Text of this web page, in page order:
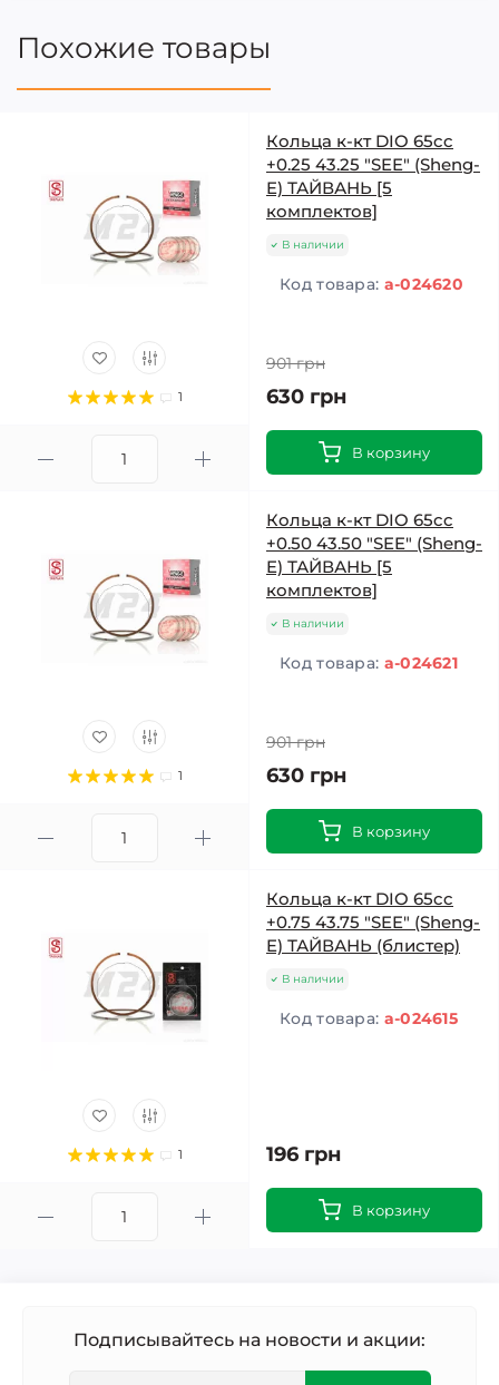
Похожие товары
1
Кольца к-кт DIO 65cc
+0.25 43.25 "SEE" (Sheng-
E) ТАЙВАНЬ [5
комплектов]
В наличии
Код товара: a-024620
901 грн
630 грн
В корзину
1
Кольца к-кт DIO 65cc
+0.50 43.50 "SEE" (Sheng-
E) ТАЙВАНЬ [5
комплектов]
В наличии
Код товара: a-024621
901 грн
630 грн
В корзину
1
Кольца к-кт DIO 65cc
+0.75 43.75 "SEE" (Sheng-
E) ТАЙВАНЬ (блистер)
В наличии
Код товара: a-024615
196 грн
В корзину
Подписывайтесь на новости и акции: